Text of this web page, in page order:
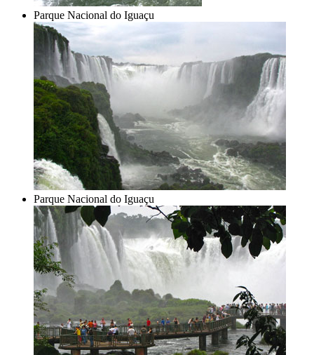
Parque Nacional do Iguaçu
Parque Nacional do Iguaçu